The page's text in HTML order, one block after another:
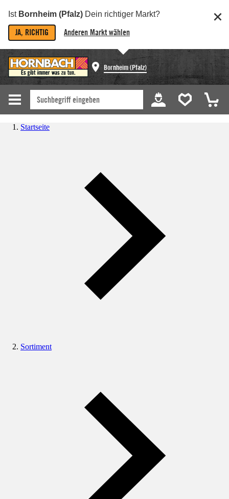
Ist Bornheim (Pfalz) Dein richtiger Markt?
JA, RICHTIG Anderen Markt wählen
Bornheim (Pfalz)
Startseite
Sortiment